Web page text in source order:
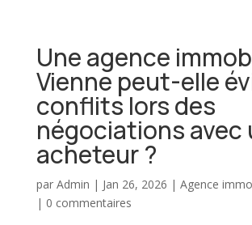
Une agence
Vienne peut-elle
conflits lors des
négociations avec
acheteur ?
par Admin | Jan 26, 2026 | Agence
| 0 commentaires